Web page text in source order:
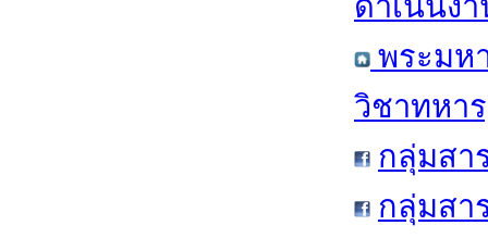
พระมห
วิชาทหา
กลุ่มสา
กลุ่มสา